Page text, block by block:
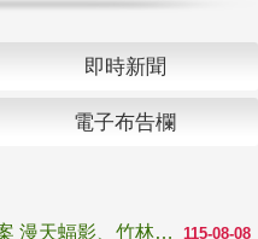
即時新聞
電子布告欄
115-08-08
青年壯遊點精選夏夜限定避暑提案 漫天蝠影、竹林尋蛙、茶香夜觀 邀青年暮色出發